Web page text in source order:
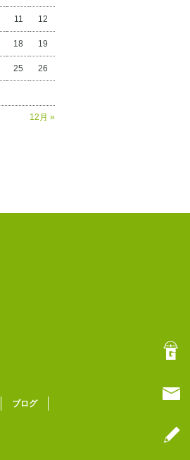
12月 »
11 12
18 19
25 26
ブログ